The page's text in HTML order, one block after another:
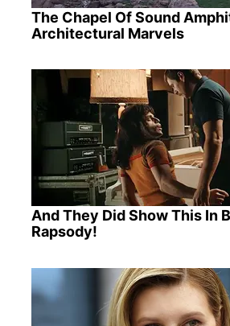
The Chapel Of Sound
Architectural Marvels
And They Did Show This In
Rapsody!